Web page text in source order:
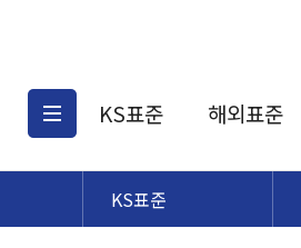
KS표준
KS표준검색
해외표준
해외표준검색
KS표준